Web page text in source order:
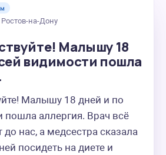
Ростов-на-Дону
Малышу 18
видимости пошла
Малышу 18 дней и по
пошла аллергия. Врач всё
до нас, а медсестра сказала
посидеть на диете и